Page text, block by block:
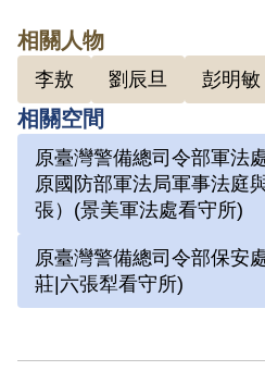
刑。服刑期間因美術
自學繪畫及書法。每
板為桌，開始獄中書畫
六號牢房，在狹小的
個面構築出一塊個人
山人」。1975年經上
減刑為有期徒刑5年8
相關人物
李敖 劉辰旦 彭明敏
相關空間
原臺灣警備總司令部軍法
原國防部軍法局軍事法庭
張）(景美軍法處看守所)
原臺灣警備總司令部保安
莊|六張犁看守所)